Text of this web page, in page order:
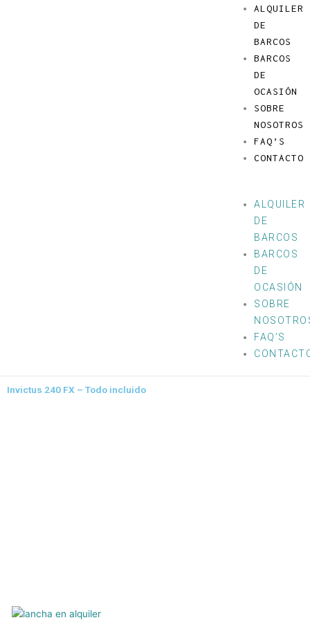
ALQUILER
DE
BARCOS
BARCOS
DE
OCASIÓN
SOBRE
NOSOTROS
FAQ’S
CONTACTO
Menú
ALQUILER
DE
BARCOS
BARCOS
DE
OCASIÓN
SOBRE
FAQ’S
Invictus 240 FX – Todo incluido
Imagen
Imagen